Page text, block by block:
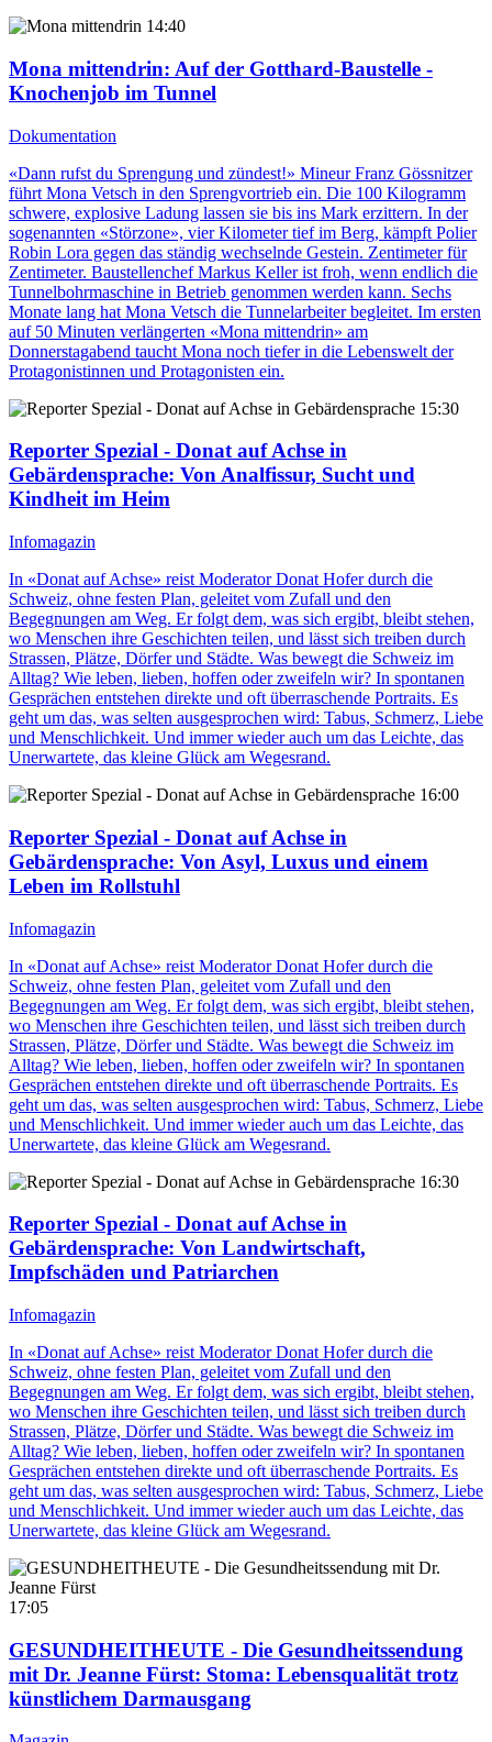
14:40
Mona mittendrin: Auf der Gotthard-Baustelle -
Knochenjob im Tunnel
Dokumentation
«Dann rufst du Sprengung und zündest!» Mineur Franz Gössnitzer
führt Mona Vetsch in den Sprengvortrieb ein. Die 100 Kilogramm
schwere, explosive Ladung lassen sie bis ins Mark erzittern. In der
sogenannten «Störzone», vier Kilometer tief im Berg, kämpft Polier
Robin Lora gegen das ständig wechselnde Gestein. Zentimeter für
Zentimeter. Baustellenchef Markus Keller ist froh, wenn endlich die
Tunnelbohrmaschine in Betrieb genommen werden kann. Sechs
Monate lang hat Mona Vetsch die Tunnelarbeiter begleitet. Im ersten
auf 50 Minuten verlängerten «Mona mittendrin» am
Donnerstagabend taucht Mona noch tiefer in die Lebenswelt der
Protagonistinnen und Protagonisten ein.
15:30
Reporter Spezial - Donat auf Achse in
Gebärdensprache: Von Analfissur, Sucht und
Kindheit im Heim
Infomagazin
In «Donat auf Achse» reist Moderator Donat Hofer durch die
Schweiz, ohne festen Plan, geleitet vom Zufall und den
Begegnungen am Weg. Er folgt dem, was sich ergibt, bleibt stehen,
wo Menschen ihre Geschichten teilen, und lässt sich treiben durch
Strassen, Plätze, Dörfer und Städte. Was bewegt die Schweiz im
Alltag? Wie leben, lieben, hoffen oder zweifeln wir? In spontanen
Gesprächen entstehen direkte und oft überraschende Portraits. Es
geht um das, was selten ausgesprochen wird: Tabus, Schmerz, Liebe
und Menschlichkeit. Und immer wieder auch um das Leichte, das
Unerwartete, das kleine Glück am Wegesrand.
16:00
Reporter Spezial - Donat auf Achse in
Gebärdensprache: Von Asyl, Luxus und einem
Leben im Rollstuhl
Infomagazin
In «Donat auf Achse» reist Moderator Donat Hofer durch die
Schweiz, ohne festen Plan, geleitet vom Zufall und den
Begegnungen am Weg. Er folgt dem, was sich ergibt, bleibt stehen,
wo Menschen ihre Geschichten teilen, und lässt sich treiben durch
Strassen, Plätze, Dörfer und Städte. Was bewegt die Schweiz im
Alltag? Wie leben, lieben, hoffen oder zweifeln wir? In spontanen
Gesprächen entstehen direkte und oft überraschende Portraits. Es
geht um das, was selten ausgesprochen wird: Tabus, Schmerz, Liebe
und Menschlichkeit. Und immer wieder auch um das Leichte, das
Unerwartete, das kleine Glück am Wegesrand.
16:30
Reporter Spezial - Donat auf Achse in
Gebärdensprache: Von Landwirtschaft,
Impfschäden und Patriarchen
Infomagazin
In «Donat auf Achse» reist Moderator Donat Hofer durch die
Schweiz, ohne festen Plan, geleitet vom Zufall und den
Begegnungen am Weg. Er folgt dem, was sich ergibt, bleibt stehen,
wo Menschen ihre Geschichten teilen, und lässt sich treiben durch
Strassen, Plätze, Dörfer und Städte. Was bewegt die Schweiz im
Alltag? Wie leben, lieben, hoffen oder zweifeln wir? In spontanen
Gesprächen entstehen direkte und oft überraschende Portraits. Es
geht um das, was selten ausgesprochen wird: Tabus, Schmerz, Liebe
und Menschlichkeit. Und immer wieder auch um das Leichte, das
Unerwartete, das kleine Glück am Wegesrand.
17:05
GESUNDHEITHEUTE - Die Gesundheitssendung
mit Dr. Jeanne Fürst: Stoma: Lebensqualität trotz
künstlichem Darmausgang